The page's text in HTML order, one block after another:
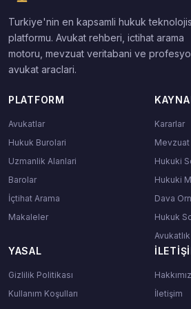
Turkiye'nin en kapsamli hukuk
platformu. Avukat rehberi, ictihat arama
motoru, mevzuat veritabani ve
avukat araclari.
PLATFORM
Avukatlar
Hukuk Burolari
Uzmanlik Alanlari
Barolar
İçtihat Arama
Makaleler
Kararlar
Mevzuat
Hukuki
Hukuki
Dava
Hukuk
YASAL
Gizlilik Politikası
Kullanım Koşulları
İletişim